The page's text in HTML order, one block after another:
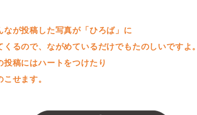
なが投稿した写真が「ひろば」に
くるので、ながめているだけでもたのしいですよ。
投稿にはハートをつけたり
せます。